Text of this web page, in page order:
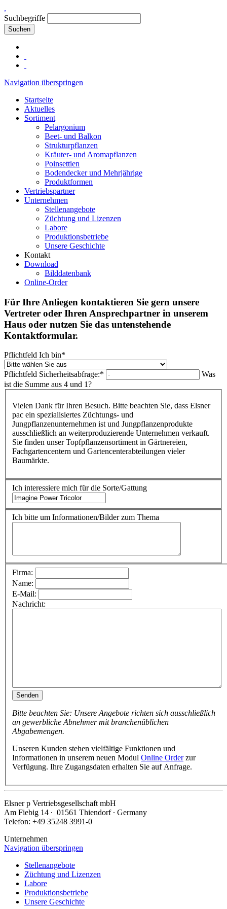
.
Suchbegriffe
Suchen
Navigation überspringen
Startseite
Aktuelles
Sortiment
Pelargonium
Beet- und Balkon
Strukturpflanzen
Kräuter- und Aromapflanzen
Poinsettien
Bodendecker und Mehrjährige
Produktformen
Vertriebspartner
Unternehmen
Stellenangebote
Züchtung und Lizenzen
Labore
Produktionsbetriebe
Unsere Geschichte
Kontakt
Download
Bilddatenbank
Online-Order
Für Ihre Anliegen kontaktieren Sie gern unsere
Vertreter oder Ihren Ansprechpartner in unserem
Haus oder nutzen Sie das untenstehende
Kontaktformular.
Pflichtfeld Ich bin*
Pflichtfeld Sicherheitsabfrage:*
Was
ist die Summe aus 4 und 1?
Vielen Dank für Ihren Besuch. Bitte beachten Sie, dass Elsner
pac ein spezialisiertes Züchtungs- und
Jungpflanzenunternehmen ist und Jungpflanzenprodukte
ausschließlich an weiterproduzierende Unternehmen verkauft.
Sie finden unser Topfpflanzensortiment in Gärtnereien,
Fachgartencentern und Gartencenterabteilungen vieler
Baumärkte.
Ich interessiere mich für die Sorte/Gattung
Ich bitte um Informationen/Bilder zum Thema
Firma:
Name:
E-Mail:
Nachricht:
Senden
Bitte beachten Sie: Unsere Angebote richten sich ausschließlich
an gewerbliche Abnehmer mit branchenüblichen
Abgabemengen.
Unseren Kunden stehen vielfältige Funktionen und
Informationen in unserem neuen Modul Online Orderzur
Verfügung. Ihre Zugangsdaten erhalten Sie auf Anfrage.
Elsnerp Vertriebsgesellschaft mbH
Am Fiebig 14 ∙ 01561 Thiendorf ∙ Germany
Telefon: +49 35248 3991-0
Unternehmen
Navigation überspringen
Stellenangebote
Züchtung und Lizenzen
Labore
Produktionsbetriebe
Unsere Geschichte